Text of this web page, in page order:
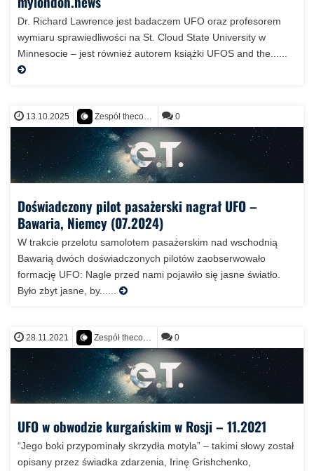
Dr. Richard Lawrence jest badaczem UFO oraz profesorem
wymiaru sprawiedliwości na St. Cloud State University w
Minnesocie – jest również autorem książki UFOS and the......
13.10.2025 Zespół thecontact.org 0
Doświadczony pilot pasażerski nagrał UFO –
Bawaria, Niemcy (07.2024)
W trakcie przelotu samolotem pasażerskim nad wschodnią
Bawarią dwóch doświadczonych pilotów zaobserwowało
formację UFO: Nagle przed nami pojawiło się jasne światło.
Było zbyt jasne, by......
28.11.2021 Zespół thecontact.org 0
UFO w obwodzie kurgańskim w Rosji – 11.2021
“Jego boki przypominały skrzydła motyla” – takimi słowy został
opisany przez świadka zdarzenia, Irinę Grishchenko,